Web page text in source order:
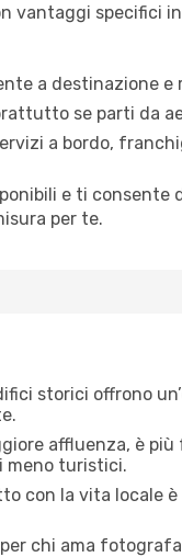
vantaggi specifici
a destinazione
se parti da
a bordo,
e ti consente
per te.
storici offrono
affluenza, è
meno turistici.
con la vita locale
chi ama